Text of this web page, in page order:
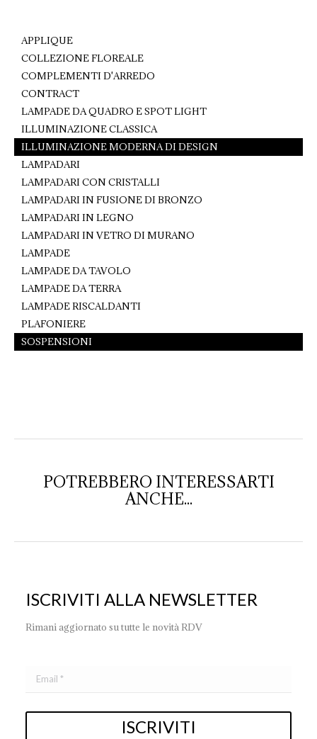
APPLIQUE
COLLEZIONE FLOREALE
COMPLEMENTI D'ARREDO
CONTRACT
LAMPADE DA QUADRO E SPOT LIGHT
ILLUMINAZIONE CLASSICA
ILLUMINAZIONE MODERNA DI DESIGN
LAMPADARI
LAMPADARI CON CRISTALLI
LAMPADARI IN FUSIONE DI BRONZO
LAMPADARI IN LEGNO
LAMPADARI IN VETRO DI MURANO
LAMPADE
LAMPADE DA TAVOLO
LAMPADE DA TERRA
LAMPADE RISCALDANTI
PLAFONIERE
SOSPENSIONI
POTREBBERO INTERESSARTI
ANCHE...
ISCRIVITI ALLA NEWSLETTER
Rimani aggiornato su tutte le novità RDV